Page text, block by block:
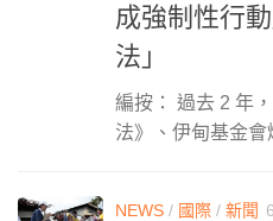
成強制性行
法」
編按： 過去 2 年
法》、伊甸基金會
NEWS / 國際 / 新聞